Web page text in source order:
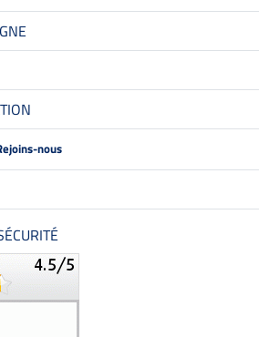
nous